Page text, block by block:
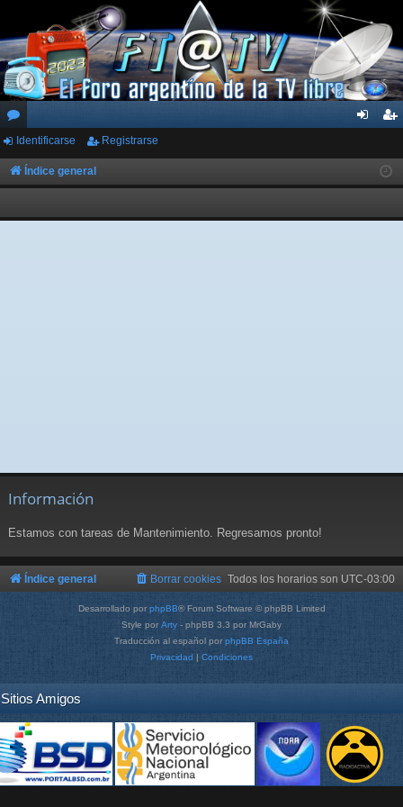
or
os
ar
ist
rs
Identificarse Registrarse
Índice general
Información
Estamos con tareas de Mantenimiento. Regresamos pronto!
Índice general Todos los horarios son UTC-03:00
Borrar cookies
Desarrollado por phpBB® Forum Software © phpBB Limited
Style por Arty - phpBB 3.3 por MrGaby
Traducción al español por phpBB España
Privacidad | Condiciones
Sitios Amigos